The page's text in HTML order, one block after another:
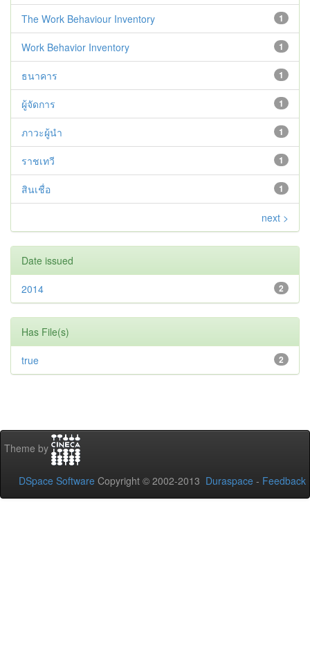
1
The Work Behaviour Inventory
1
Work Behavior Inventory
1
ธนาคาร
1
ผู้จัดการ
1
ภาวะผู้นำ
1
ราชเทวี
1
สินเชื่อ
next >
Date issued
2
2014
Has File(s)
2
true
Theme by
DSpace Software Copyright © 2002-2013 Duraspace - Feedback